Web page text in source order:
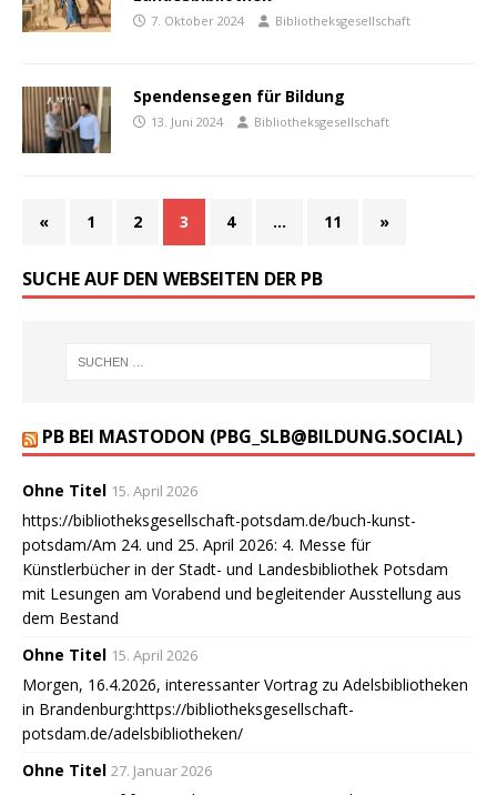
7. Oktober 2024 Bibliotheksgesellschaft
Spendensegen für Bildung
13. Juni 2024 Bibliotheksgesellschaft
« 1 2 3 4 … 11 »
SUCHE AUF DEN WEBSEITEN DER PB
PB BEI MASTODON (PBG_SLB@BILDUNG.SOCIAL)
Ohne Titel 15. April 2026
https://bibliotheksgesellschaft-potsdam.de/buch-kunst-
potsdam/Am 24. und 25. April 2026: 4. Messe für
Künstlerbücher in der Stadt- und Landesbibliothek Potsdam
mit Lesungen am Vorabend und begleitender Ausstellung aus
dem Bestand
Ohne Titel 15. April 2026
Morgen, 16.4.2026, interessanter Vortrag zu Adelsbibliotheken
in Brandenburg:https://bibliotheksgesellschaft-
potsdam.de/adelsbibliotheken/
Ohne Titel 27. Januar 2026